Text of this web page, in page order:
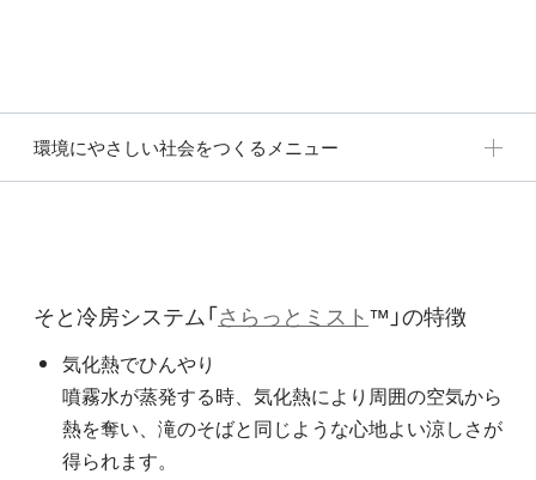
環境にやさしい社会をつくるメニュー
そと冷房システム「さらっとミスト™」の特徴
気化熱でひんやり
噴霧水が蒸発する時、気化熱により周囲の空気から
熱を奪い、滝のそばと同じような心地よい涼しさが
得られます。